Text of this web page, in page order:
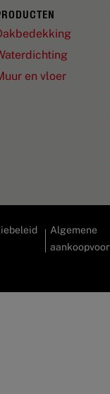
en vloer
Algemene